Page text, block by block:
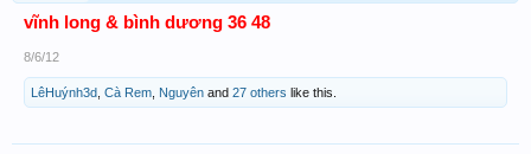
vĩnh long & bình dương 36 48
8/6/12
LêHuýnh3d Cà Rem Nguyên and 27 others like this.